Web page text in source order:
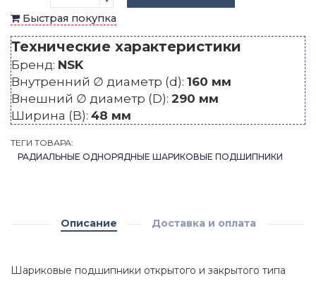
Быстрая покупка
Технические характеристики
Бренд: NSK
Внутренний ∅ диаметр (d): 160 мм
Внешний ∅ диаметр (D): 290 мм
Ширина (B): 48 мм
ТЕГИ ТОВАРА:
РАДИАЛЬНЫЕ ОДНОРЯДНЫЕ ШАРИКОВЫЕ ПОДШИПНИКИ
Описание Доставка и оплата
Шариковые подшипники открытого и закрытого типа